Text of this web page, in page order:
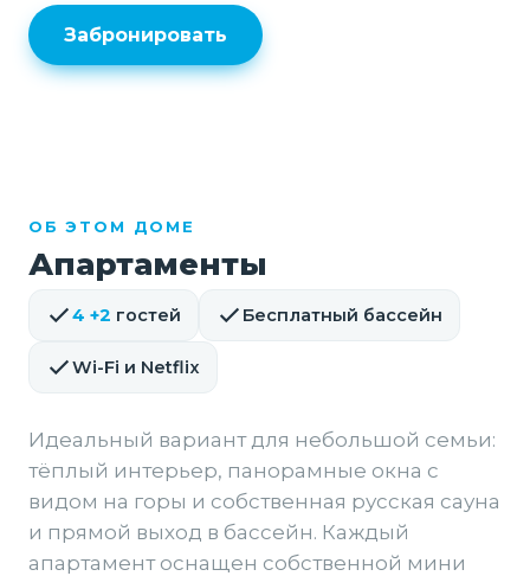
Забронировать
ОБ ЭТОМ ДОМЕ
Апартаменты
4 +2 гостей Бесплатный бассейн
Wi-Fi и Netflix
Идеальный вариант для небольшой семьи:
тёплый интерьер, панорамные окна с
видом на горы и собственная русская сауна
и прямой выход в бассейн. Каждый
апартамент оснащен собственной мини